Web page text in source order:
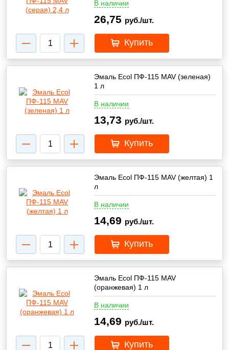
В наличии
26,75 руб./шт.
Купить
Эмаль Ecol ПФ-115 MAV (зеленая)
1 л
В наличии
13,73 руб./шт.
Купить
Эмаль Ecol ПФ-115 MAV (желтая) 1
л
В наличии
14,69 руб./шт.
Купить
Эмаль Ecol ПФ-115 MAV
(оранжевая) 1 л
В наличии
14,69 руб./шт.
Купить